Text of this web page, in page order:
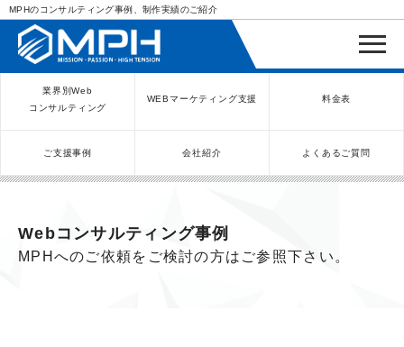
MPHのコンサルティング事例、制作実績のご紹介
業界別Web
コンサルティング
WEBマーケティング支援 料金表
ご支援事例 会社紹介 よくあるご質問
Webコンサルティング事例
MPHへのご依頼をご検討の方はご参照下さい。